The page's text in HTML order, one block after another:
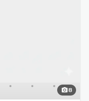
photo_camera8